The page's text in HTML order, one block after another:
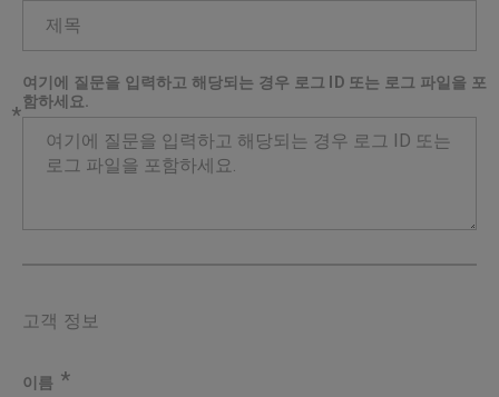
여기에 질문을 입력하고 해당되는 경우 로그 ID 또는 로그 파일을 포
함하세요.
*
고객 정보
이름 *